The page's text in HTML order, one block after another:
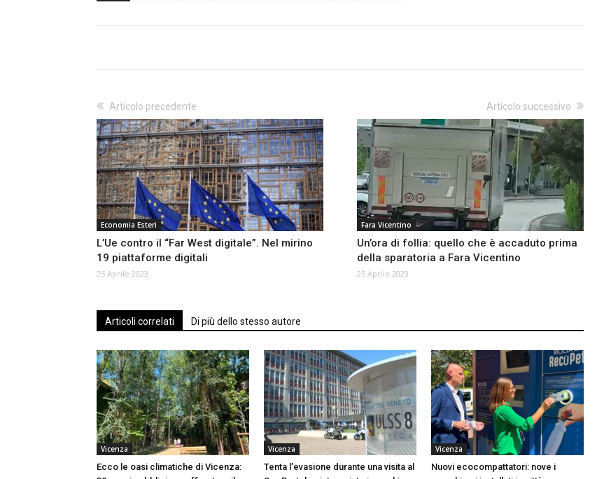
Articolo precedente
Economia Esteri
L’Ue contro il “Far West digitale”. Nel mirino
19 piattaforme digitali
25 Aprile 2023
Articolo successivo
Fara Vicentino
Un’ora di follia: quello che è accaduto prima
della sparatoria a Fara Vicentino
25 Aprile 2023
Articoli correlati Di più dello stesso autore
Vicenza
Ecco le oasi climatiche di Vicenza:
Vicenza
Tenta l’evasione durante una visita al
Vicenza
Nuovi ecocompattatori: nove i